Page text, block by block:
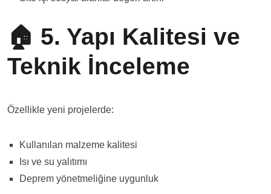
🏠 5. Yapı Kalitesi ve
Teknik İnceleme
Özellikle yeni projelerde:
Kullanılan malzeme kalitesi
Isı ve su yalıtımı
Deprem yönetmeliğine uygunluk